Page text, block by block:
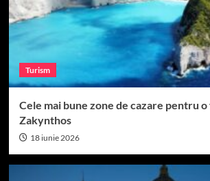
Turism
Cele mai bune zone de cazare pentru o
Zakynthos
18 iunie 2026